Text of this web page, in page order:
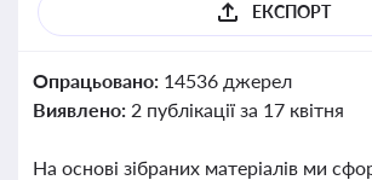
ЕКСПОРТ
Опрацьовано: 14536 джерел
Виявлено: 2 публікації за 17 квітня
На основі зібраних матеріалів ми